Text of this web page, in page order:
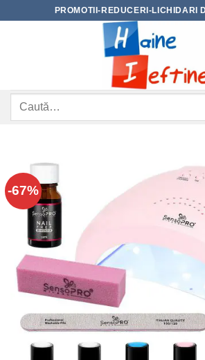
PROMOTII-REDUCERI-LICHIDARI
Caută
-67%